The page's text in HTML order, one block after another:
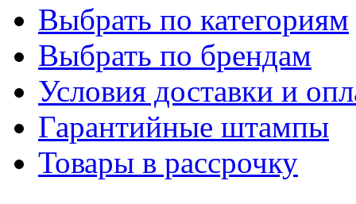
Выбрать по категориям
Выбрать по брендам
Условия доставки и
Гарантийные штампы
Товары в рассрочку